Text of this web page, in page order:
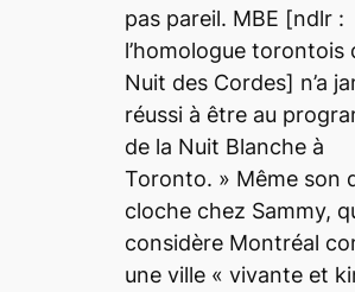
pas pareil. MBE [ndlr :
l’homologue torontois
Nuit des Cordes] n’a
réussi à être au
de la Nuit Blanche à
Toronto. » Même son
cloche chez Sammy,
considère Montréal
une ville « vivante et